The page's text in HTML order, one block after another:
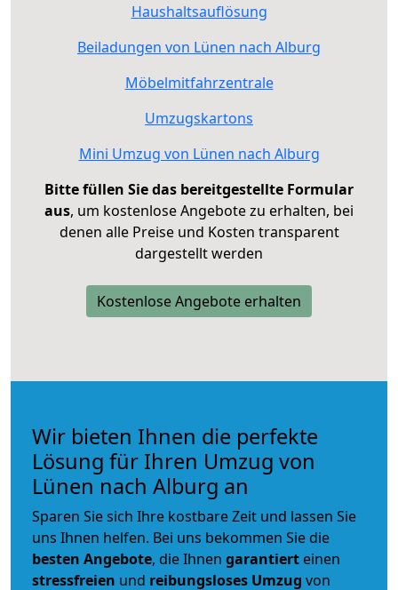
Haushaltsauflösung
Beiladungen von Lünen nach Alburg
Möbelmitfahrzentrale
Umzugskartons
Mini Umzug von Lünen nach Alburg
Bitte füllen Sie das bereitgestellte Formular
aus, um kostenlose Angebote zu erhalten, bei
denen alle Preise und Kosten transparent
dargestellt werden
Kostenlose Angebote erhalten
Wir bieten Ihnen die perfekte
Lösung für Ihren Umzug von
Lünen nach Alburg an
Sparen Sie sich Ihre kostbare Zeit und lassen Sie
uns Ihnen helfen. Bei uns bekommen Sie die
besten Angebote, die Ihnen garantiert einen
stressfreien und reibungsloses Umzug von